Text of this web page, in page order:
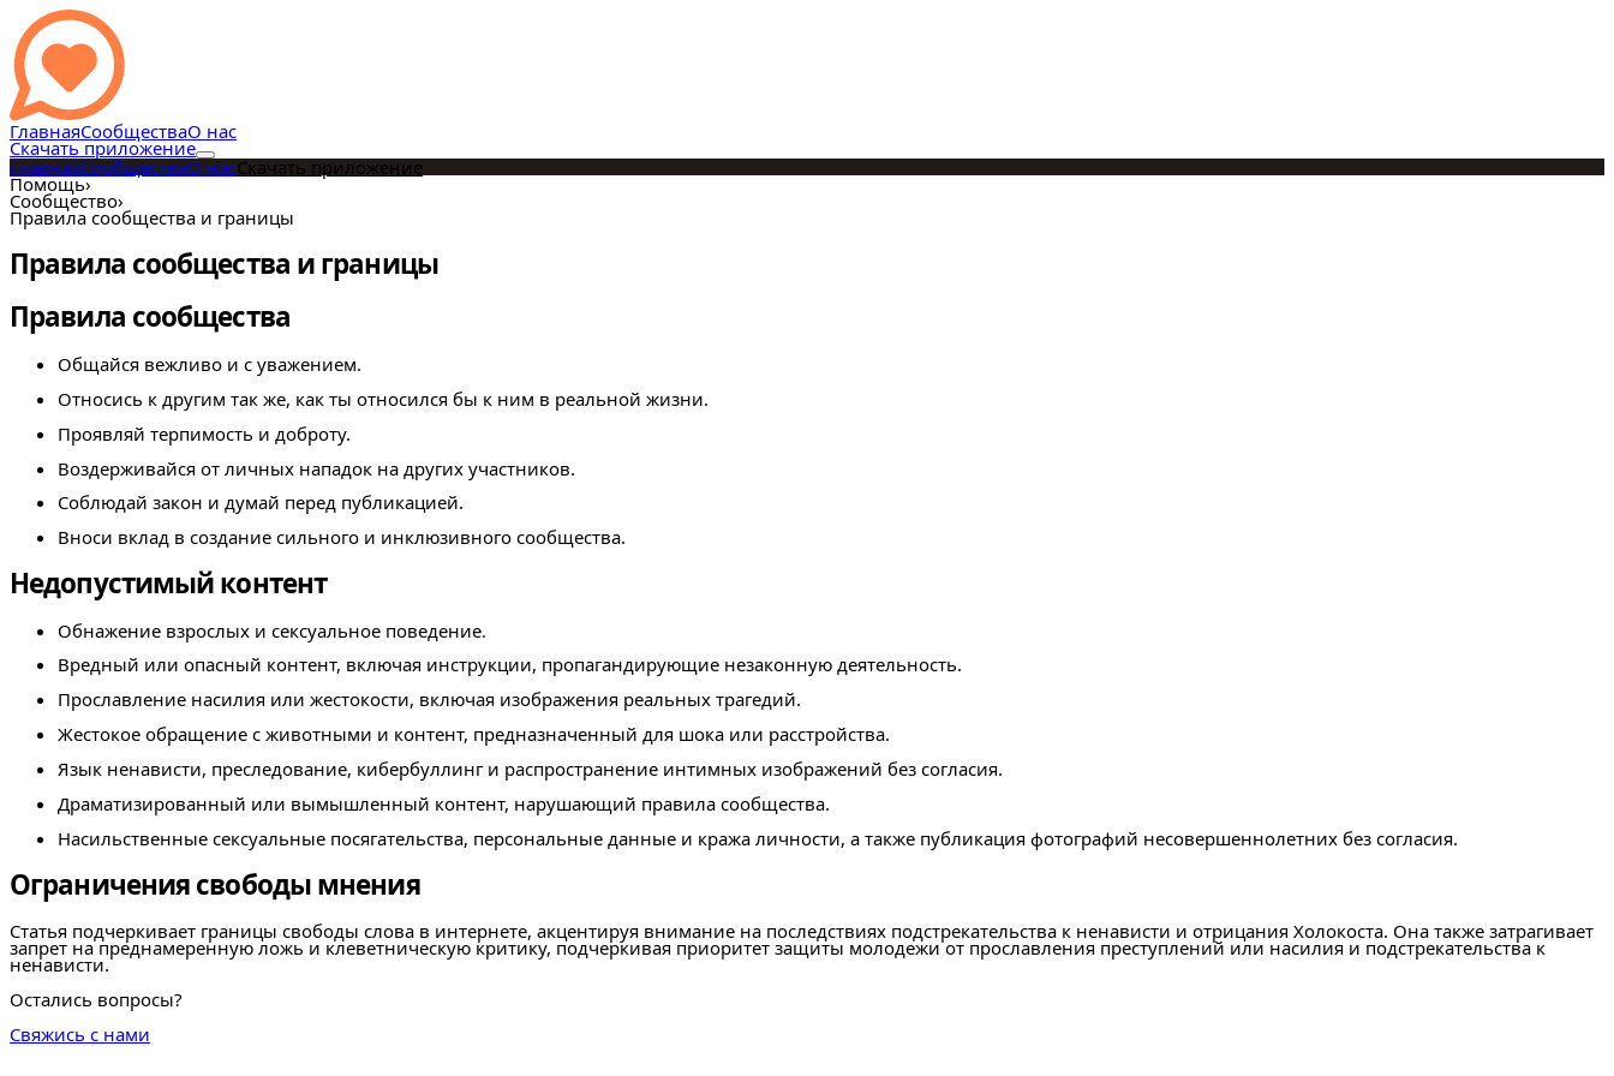
ГлавнаяСообществаО нас
Скачать приложение
ГлавнаяСообществаО насСкачать приложение
Помощь›
Сообщество›
Правила сообщества и границы
Правила сообщества и границы
Правила сообщества
Общайся вежливо и с уважением.
Относись к другим так же, как ты относился бы к ним в реальной жизни.
Проявляй терпимость и доброту.
Воздерживайся от личных нападок на других участников.
Соблюдай закон и думай перед публикацией.
Вноси вклад в создание сильного и инклюзивного сообщества.
Недопустимый контент
Обнажение взрослых и сексуальное поведение.
Вредный или опасный контент, включая инструкции, пропагандирующие незаконную деятельность.
Прославление насилия или жестокости, включая изображения реальных трагедий.
Жестокое обращение с животными и контент, предназначенный для шока или расстройства.
Язык ненависти, преследование, кибербуллинг и распространение интимных изображений без согласия.
Драматизированный или вымышленный контент, нарушающий правила сообщества.
Насильственные сексуальные посягательства, персональные данные и кража личности, а также публикация фотографий несовершеннолетних без согласия.
Ограничения свободы мнения
Статья подчеркивает границы свободы слова в интернете, акцентируя внимание на последствиях подстрекательства к ненависти и отрицания Холокоста. Она также затрагивает
запрет на преднамеренную ложь и клеветническую критику, подчеркивая приоритет защиты молодежи от прославления преступлений или насилия и подстрекательства к
ненависти.
Остались вопросы?
Свяжись с нами